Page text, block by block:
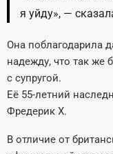
я уйду», —
Она поблагодарила
надежду, что так же
с супругой.
Её 55-летний
Фредерик Х.
В отличие от